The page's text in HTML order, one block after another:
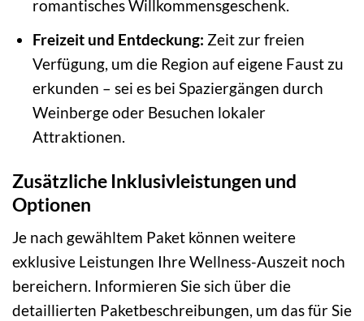
romantisches Willkommensgeschenk.
Freizeit und Entdeckung: Zeit zur freien
Verfügung, um die Region auf eigene Faust zu
erkunden – sei es bei Spaziergängen durch
Weinberge oder Besuchen lokaler
Attraktionen.
Zusätzliche Inklusivleistungen und
Optionen
Je nach gewähltem Paket können weitere
exklusive Leistungen Ihre Wellness-Auszeit noch
bereichern. Informieren Sie sich über die
detaillierten Paketbeschreibungen, um das für Sie